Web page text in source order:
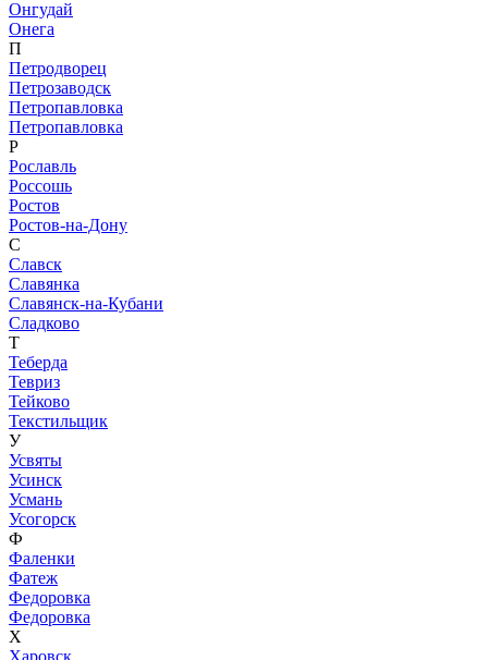
Онгудай
Онега
П
Петродворец
Петрозаводск
Петропавловка
Петропавловка
Р
Рославль
Россошь
Ростов
Ростов-на-Дону
С
Славск
Славянка
Славянск-на-Кубани
Сладково
Т
Теберда
Тевриз
Тейково
Текстильщик
У
Усвяты
Усинск
Усмань
Усогорск
Ф
Фаленки
Фатеж
Федоровка
Федоровка
Х
Харовск